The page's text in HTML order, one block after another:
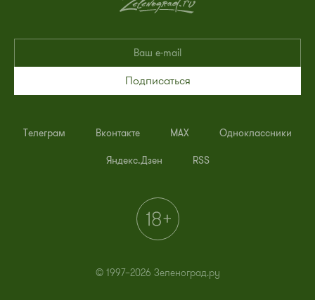
Подписаться
Телеграм Вконтакте MAX Одноклассники
Яндекс.Дзен RSS
© 1997–2026 Зеленоград.ру